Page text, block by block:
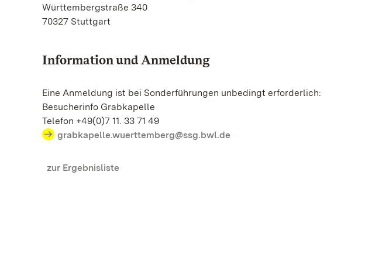
Württembergstraße 340
70327 Stuttgart
Information und Anmeldung
Eine Anmeldung ist bei Sonderführungen unbedingt erforderlich:
Besucherinfo Grabkapelle
Telefon +49(0)7 11. 33 71 49
grabkapelle.wuerttemberg@ssg.bwl.de
zur Ergebnisliste